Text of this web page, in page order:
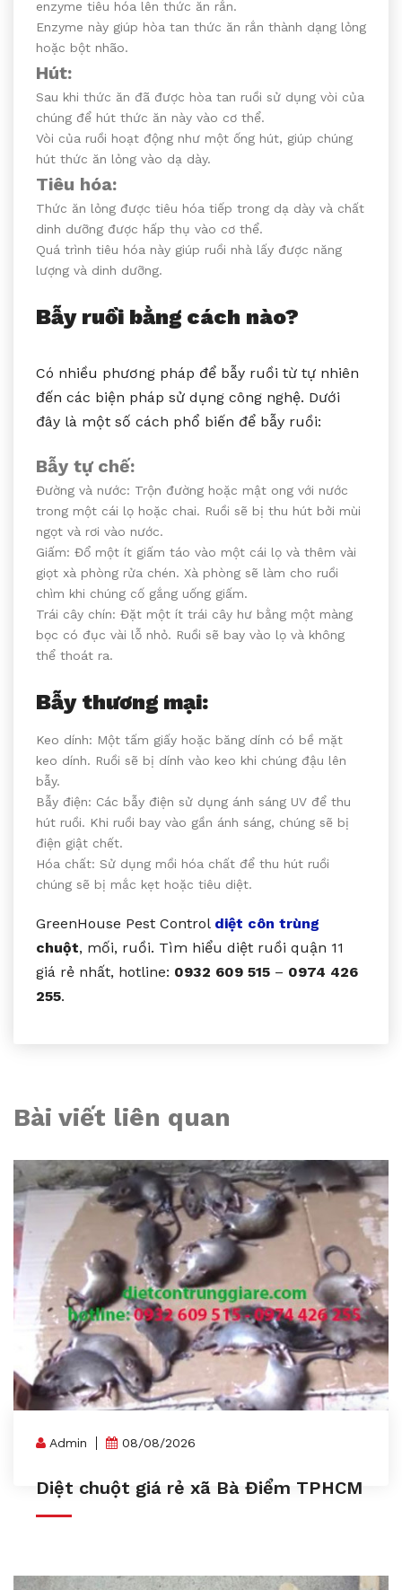
enzyme tiêu hóa lên thức ăn rắn.
Enzyme này giúp hòa tan thức ăn rắn thành dạng lỏng
hoặc bột nhão.
Hút:
Sau khi thức ăn đã được hòa tan ruồi sử dụng vòi của
chúng để hút thức ăn này vào cơ thể.
Vòi của ruồi hoạt động như một ống hút, giúp chúng
hút thức ăn lỏng vào dạ dày.
Tiêu hóa:
Thức ăn lỏng được tiêu hóa tiếp trong dạ dày và chất
dinh dưỡng được hấp thụ vào cơ thể.
Quá trình tiêu hóa này giúp ruồi nhà lấy được năng
lượng và dinh dưỡng.
Bẫy ruồi bằng cách nào?
Có nhiều phương pháp để bẫy ruồi từ tự nhiên
đến các biện pháp sử dụng công nghệ. Dưới
đây là một số cách phổ biến để bẫy ruồi:
Bẫy tự chế:
Đường và nước: Trộn đường hoặc mật ong với nước
trong một cái lọ hoặc chai. Ruồi sẽ bị thu hút bởi mùi
ngọt và rơi vào nước.
Giấm: Đổ một ít giấm táo vào một cái lọ và thêm vài
giọt xà phòng rửa chén. Xà phòng sẽ làm cho ruồi
chìm khi chúng cố gắng uống giấm.
Trái cây chín: Đặt một ít trái cây hư bằng một màng
bọc có đục vài lỗ nhỏ. Ruồi sẽ bay vào lọ và không
thể thoát ra.
Bẫy thương mại:
Keo dính: Một tấm giấy hoặc băng dính có bề mặt
keo dính. Ruồi sẽ bị dính vào keo khi chúng đậu lên
bẫy.
Bẫy điện: Các bẫy điện sử dụng ánh sáng UV để thu
hút ruồi. Khi ruồi bay vào gần ánh sáng, chúng sẽ bị
điện giật chết.
Hóa chất: Sử dụng mồi hóa chất để thu hút ruồi
chúng sẽ bị mắc kẹt hoặc tiêu diệt.
GreenHouse Pest Control diệt côn trùng
chuột, mối, ruồi. Tìm hiểu diệt ruồi quận 11
giá rẻ nhất, hotline: 0932 609 515 – 0974 426
255.
Bài viết liên quan
Admin 08/08/2026
Diệt chuột giá rẻ xã Bà Điểm TPHCM